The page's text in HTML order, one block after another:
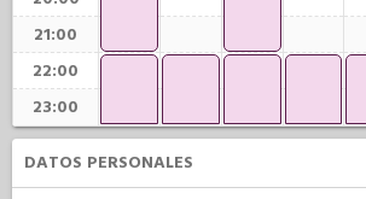
21:00
22:00
23:00
DATOS PERSONALES